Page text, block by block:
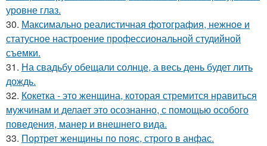
уровне глаз.
30. Максимально реалистичная фотография, нежное и
статусное настроение профессиональной студийной
съемки.
31. На свадьбу обещали солнце, а весь день будет лить
дождь.
32. Кокетка - это женщина, которая стремится нравиться
мужчинам и делает это осознанно, с помощью особого
поведения, манер и внешнего вида.
33. Портрет женщины по пояс, строго в анфас.